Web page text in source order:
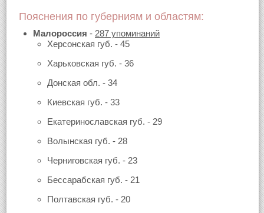
Пояснения по губерниям и областям:
Малороссия - 287 упоминаний
Херсонская губ. - 45
Харьковская губ. - 36
Донская обл. - 34
Киевская губ. - 33
Екатеринославская губ. - 29
Волынская губ. - 28
Черниговская губ. - 23
Бессарабская губ. - 21
Полтавская губ. - 20